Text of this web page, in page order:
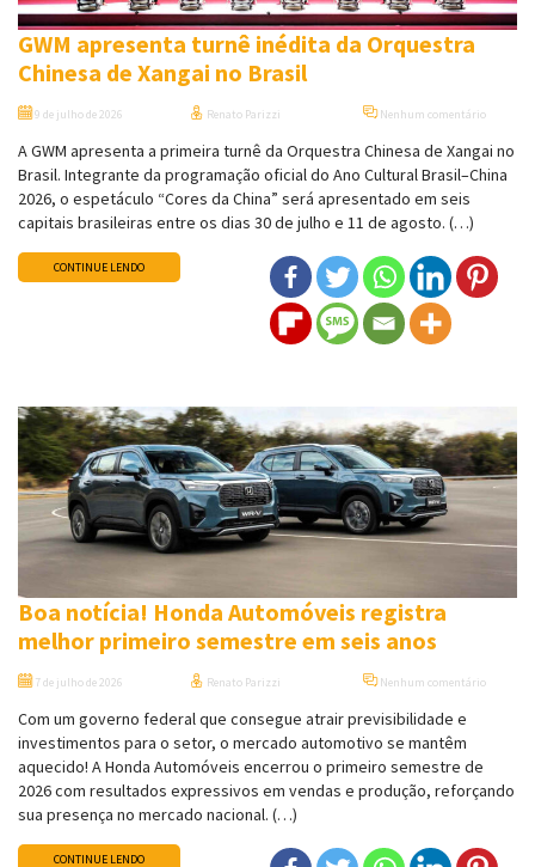
GWM apresenta turnê inédita da Orquestra
Chinesa de Xangai no Brasil
9 de julho de 2026 Renato Parizzi Nenhum comentário
A GWM apresenta a primeira turnê da Orquestra Chinesa de Xangai no
Brasil. Integrante da programação oficial do Ano Cultural Brasil–China
2026, o espetáculo “Cores da China” será apresentado em seis
capitais brasileiras entre os dias 30 de julho e 11 de agosto. (…)
CONTINUE LENDO
Boa notícia! Honda Automóveis registra
melhor primeiro semestre em seis anos
7 de julho de 2026 Renato Parizzi Nenhum comentário
Com um governo federal que consegue atrair previsibilidade e
investimentos para o setor, o mercado automotivo se mantêm
aquecido! A Honda Automóveis encerrou o primeiro semestre de
2026 com resultados expressivos em vendas e produção, reforçando
sua presença no mercado nacional. (…)
CONTINUE LENDO